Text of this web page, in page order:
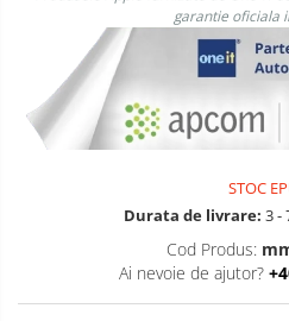
Card Reader
Periferice PC
Camere Web
Adaptoare
Tastaturi
garantie oficiala
STOC
Durata de livrare: 3 -
Cod Produs:
Ai nevoie de ajutor?